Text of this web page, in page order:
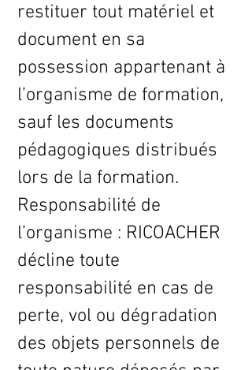
restituer tout matériel et
document en sa
possession appartenant à
l’organisme de formation,
sauf les documents
pédagogiques distribués
lors de la formation.
Responsabilité de
l’organisme : RICOACHER
décline toute
responsabilité en cas de
perte, vol ou dégradation
des objets personnels de